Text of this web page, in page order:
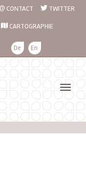
CONTACT TWITTER
CARTOGRAPHIE
De En